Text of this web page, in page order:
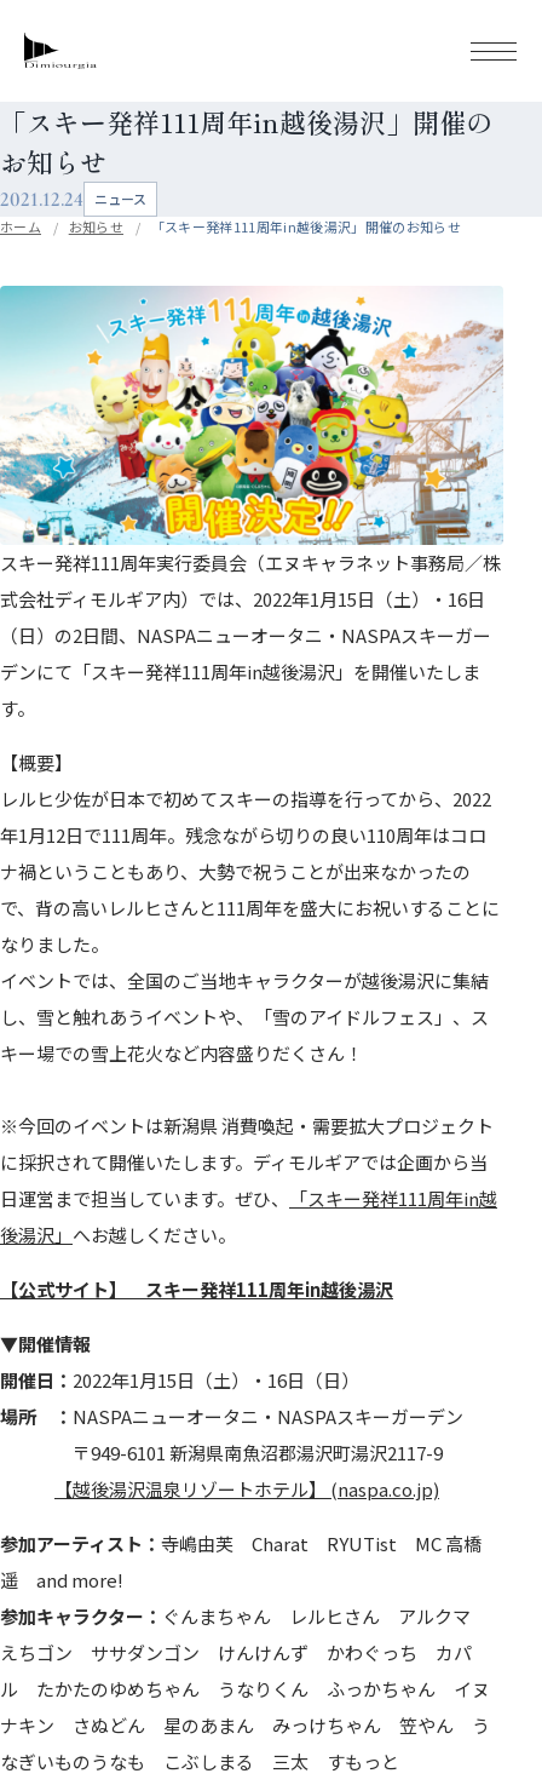
「スキー発祥111周年in越後湯沢」開催の
お知らせ
2021.12.24
ニュース
ホーム
お知らせ 「スキー発祥111周年in越後湯沢」開催のお知らせ
スキー発祥111周年実行委員会（エヌキャラネット事務局／株
式会社ディモルギア内）では、2022年1月15日（土）・16日
（日）の2日間、NASPAニューオータニ・NASPAスキーガー
デンにて「スキー発祥111周年in越後湯沢」を開催いたしま
す。
【概要】
レルヒ少佐が日本で初めてスキーの指導を行ってから、2022
年1月12日で111周年。残念ながら切りの良い110周年はコロ
ナ禍ということもあり、大勢で祝うことが出来なかったの
で、背の高いレルヒさんと111周年を盛大にお祝いすることに
なりました。
イベントでは、全国のご当地キャラクターが越後湯沢に集結
し、雪と触れあうイベントや、「雪のアイドルフェス」、ス
キー場での雪上花火など内容盛りだくさん！
※今回のイベントは新潟県 消費喚起・需要拡大プロジェクト
に採択されて開催いたします。ディモルギアでは企画から当
日運営まで担当しています。ぜひ、
「スキー発祥111周年in越
後湯沢」 へお越しください。
【公式サイト】 スキー発祥111周年in越後湯沢
▼開催情報
開催日： 2022年1月15日（土）・16日（日）
場所 ： NASPAニューオータニ・NASPAスキーガーデン
〒949-6101 新潟県南魚沼郡湯沢町湯沢2117-9
【越後湯沢温泉リゾートホテル】 (naspa.co.jp)
参加アーティスト： 寺嶋由芙 Charat RYUTist MC 高橋
遥 and more!
参加キャラクター： ぐんまちゃん レルヒさん アルクマ
えちゴン ササダンゴン けんけんず かわぐっち カパ
ル たかたのゆめちゃん うなりくん ふっかちゃん イヌ
ナキン さぬどん 星のあまん みっけちゃん 笠やん う
なぎいものうなも こぶしまる 三太 すもっと